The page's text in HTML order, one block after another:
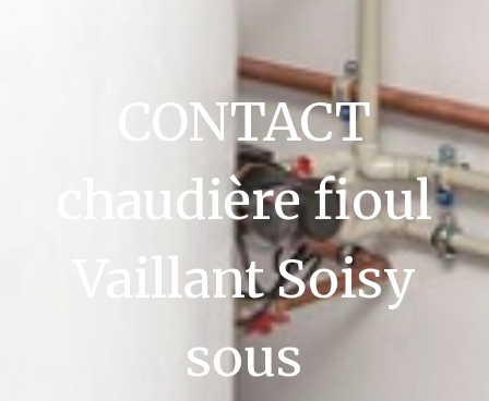
CONTACT
chaudière fioul
Vaillant Soisy
sous